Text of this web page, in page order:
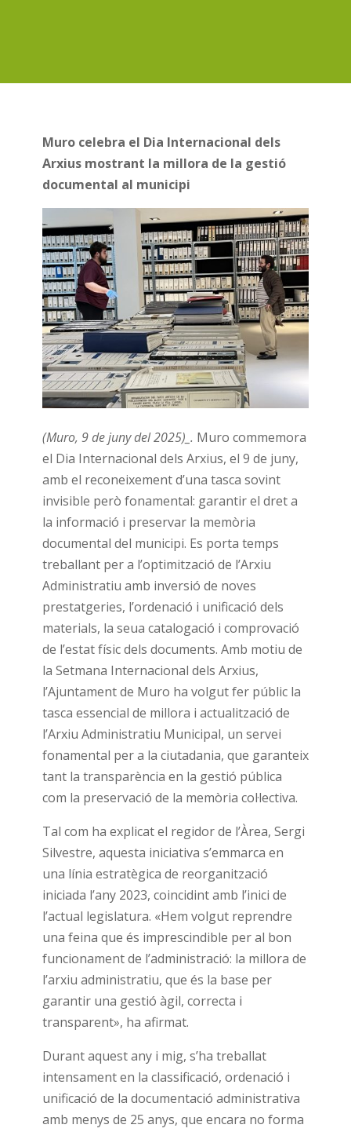
Muro celebra el Dia Internacional dels
Arxius mostrant la millora de la gestió
documental al municipi
(Muro, 9 de juny del 2025)_. Muro commemora
el Dia Internacional dels Arxius, el 9 de juny,
amb el reconeixement d’una tasca sovint
invisible però fonamental: garantir el dret a
la informació i preservar la memòria
documental del municipi. Es porta temps
treballant per a l’optimització de l’Arxiu
Administratiu amb inversió de noves
prestatgeries, l’ordenació i unificació dels
materials, la seua catalogació i comprovació
de l’estat físic dels documents. Amb motiu de
la Setmana Internacional dels Arxius,
l’Ajuntament de Muro ha volgut fer públic la
tasca essencial de millora i actualització de
l’Arxiu Administratiu Municipal, un servei
fonamental per a la ciutadania, que garanteix
tant la transparència en la gestió pública
com la preservació de la memòria col·lectiva.
Tal com ha explicat el regidor de l’Àrea, Sergi
Silvestre, aquesta iniciativa s’emmarca en
una línia estratègica de reorganització
iniciada l’any 2023, coincidint amb l’inici de
l’actual legislatura. «Hem volgut reprendre
una feina que és imprescindible per al bon
funcionament de l’administració: la millora de
l’arxiu administratiu, que és la base per
garantir una gestió àgil, correcta i
transparent», ha afirmat.
Durant aquest any i mig, s’ha treballat
intensament en la classificació, ordenació i
unificació de la documentació administrativa
amb menys de 25 anys, que encara no forma